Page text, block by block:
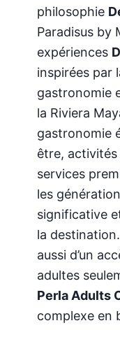
philosophie
Paradisus by
expériences
inspirées par
gastronomie
la Riviera
gastronomie
être,
services
les
significative
la
aussi d’un
adultes
Perla Adults
complexe en